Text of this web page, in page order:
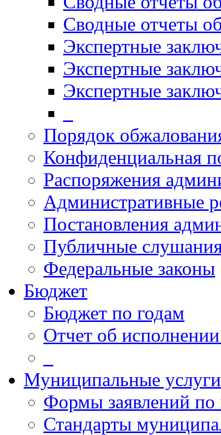
Сводные отчеты
Экспертные
Экспертные
Экспертные
Порядок
Конфиденциальная
Распоряжения
Административные
Постановления
Публичные
Федеральные законы
Бюджет
Бюджет по годам
Отчет об
Муниципальные услуги
Формы заявлений
Стандарты